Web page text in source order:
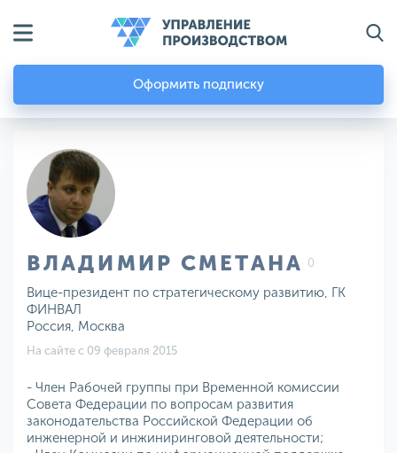
Оформить подписку
ВЛАДИМИР СМЕТАНА 0
Вице-президент по стратегическому развитию, ГК
ФИНВАЛ
Россия, Москва
На сайте с 09 февраля 2015
- Член Рабочей группы при Временной комиссии
Совета Федерации по вопросам развития
законодательства Российской Федерации об
инженерной и инжиниринговой деятельности;